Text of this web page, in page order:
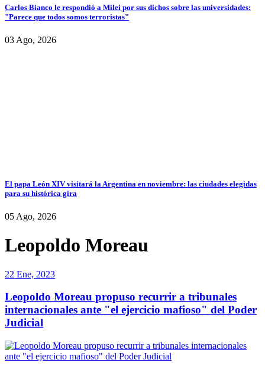
Carlos Bianco le respondió a Milei por sus dichos sobre las universidades:
"Parece que todos somos terroristas"
03 Ago, 2026
El papa León XIV visitará la Argentina en noviembre: las ciudades elegidas
para su histórica gira
05 Ago, 2026
Leopoldo Moreau
22 Ene, 2023
Leopoldo Moreau propuso recurrir a tribunales
internacionales ante "el ejercicio mafioso" del Poder
Judicial